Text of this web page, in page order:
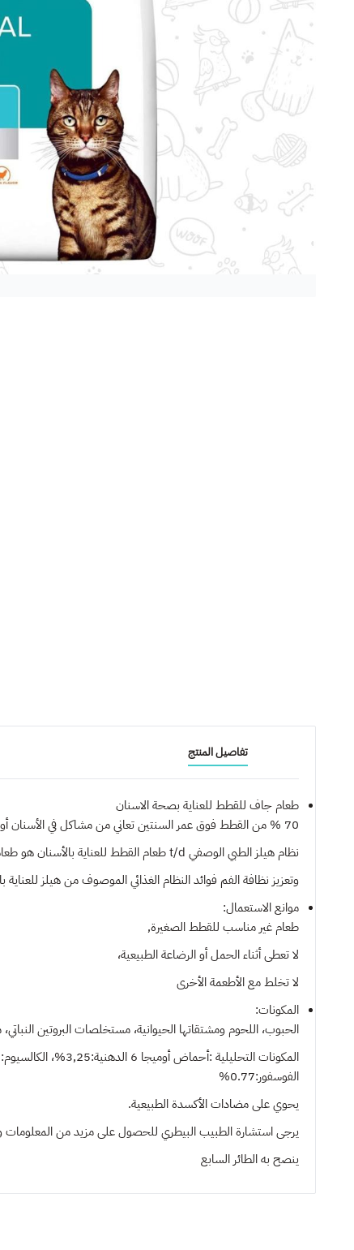
تفاصيل المنتج
طعام جاف للقطط للعناية بصحة الاسنان
70 % من القطط فوق عمر السنتين تعاني من مشاكل في الأسنان أو اللثة، والتي غالبًا ما تسبب لها الألم.
نظام هيلز الطبي الوصفي t/d طعام القطط للعناية بالأسنان هو طعام غذائي محدد، يهدف إلى الحفاظ على صحة أسنان ولثة القطط،
وتعزيز نظافة الفم فوائد النظام الغذائي الموصوف من هيلز للعناية
موانع الاستعمال:
طعام غير مناسب للقطط الصغيرة,
لا تعطى أثناء الحمل أو الرضاعة الطبيعية،
لا تخلط مع الأطعمة الأخرى
المكونات:
الحبوب، اللحوم ومشتقاتها الحيوانية، مستخلصات البروتين
الفوسفور:0.77%
يحوي على مضادات الأكسدة الطبيعية.
يرجى استشارة الطبيب البيطري للحصول على مزيد من
ينصح بهالطائر السابع